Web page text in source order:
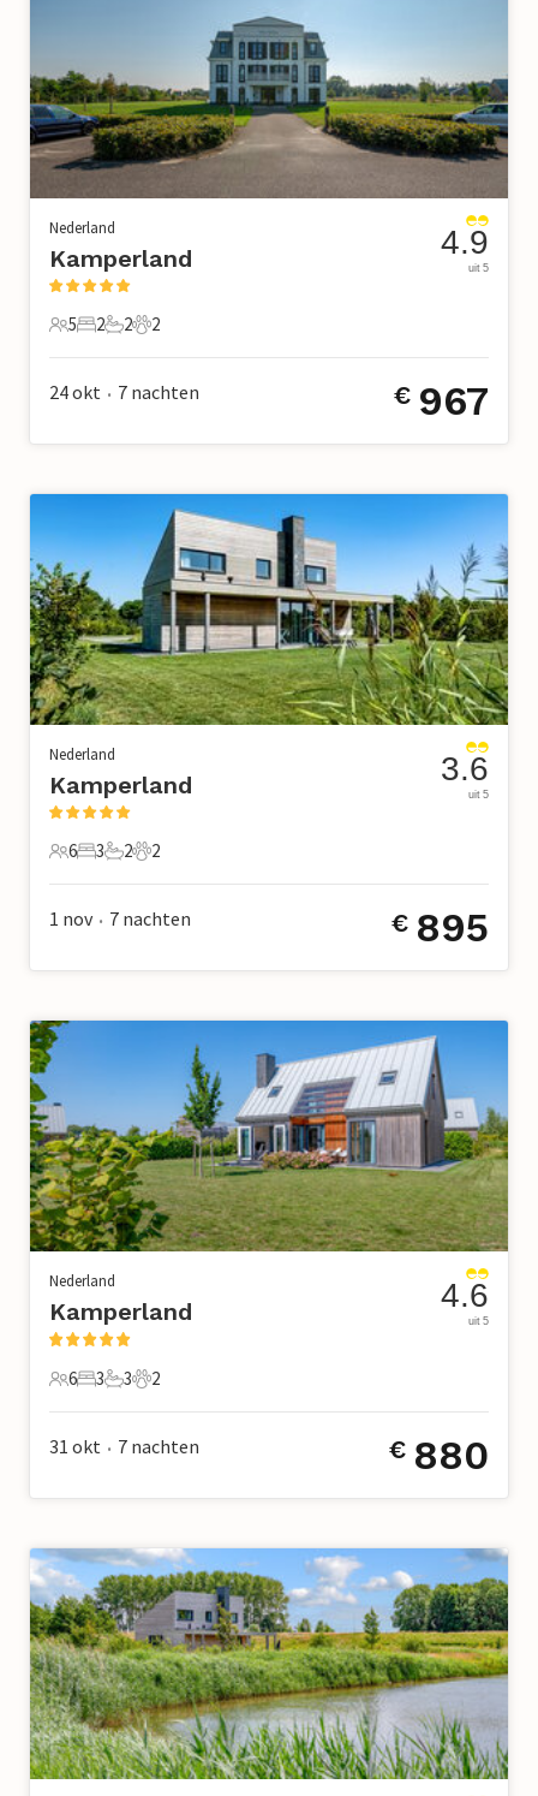
Nederland
Kamperland
5 Gasten
5
2 Slaapkamers
2
2 Badkamers
2
2 Huisdieren
2
4.9
uit 5
24 okt • 7 nachten € 967
Nederland
Kamperland
6 Gasten
6
3 Slaapkamers
3
2 Badkamers
2
2 Huisdieren
2
3.6
uit 5
1 nov • 7 nachten € 895
Nederland
Kamperland
6 Gasten
6
3 Slaapkamers
3
3 Badkamers
3
2 Huisdieren
2
4.6
uit 5
31 okt • 7 nachten € 880